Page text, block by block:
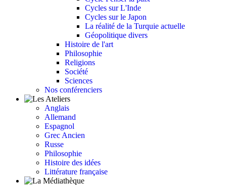
Cycles sur L'Inde
Cycles sur le Japon
La réalité de la Turquie actuelle
Géopolitique divers
Histoire de l'art
Philosophie
Religions
Société
Sciences
Nos conférenciers
Anglais
Allemand
Espagnol
Grec Ancien
Russe
Philosophie
Histoire des idées
Littérature française